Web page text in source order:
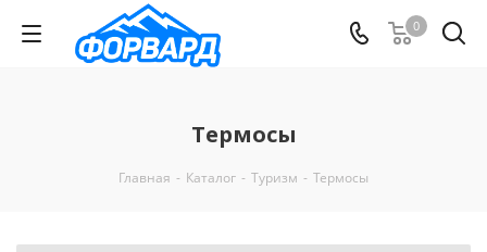
0
Термосы
Главная - Каталог - Туризм - Термосы